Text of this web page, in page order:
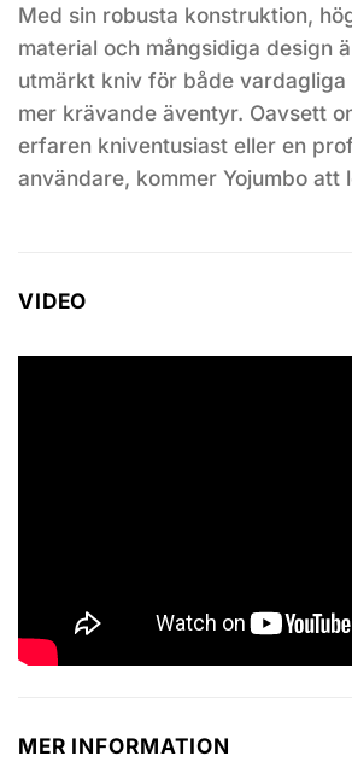
Med sin robusta konstruktion,
material och mångsidiga design
utmärkt kniv för både
mer krävande äventyr. Oavsett
erfaren kniventusiast eller en
användare, kommer Yojumbo att
VIDEO
MER INFORMATION